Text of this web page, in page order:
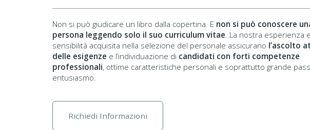
Non si può giudicare un libro dalla copertina. E non si può conoscere
persona leggendo solo il suo curriculum vitae . La nostra esperienza
sensibilità acquisita nella selezione del personale assicurano l’ascolto
delle esigenze e l’individuazione di candidati con forti competenze
professionali, ottime caratteristiche personali e soprattutto grande
entusiasmo.
Richiedi Informazioni